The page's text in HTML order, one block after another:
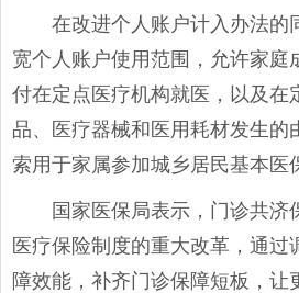
在改进个人账户计入办法的
宽个人账户使用范围，允许家庭
付在定点医疗机构就医，以及在
品、医疗器械和医用耗材发生的
索用于家属参加城乡居民基本医
国家医保局表示，门诊共济
医疗保险制度的重大改革，通过
障效能，补齐门诊保障短板，让